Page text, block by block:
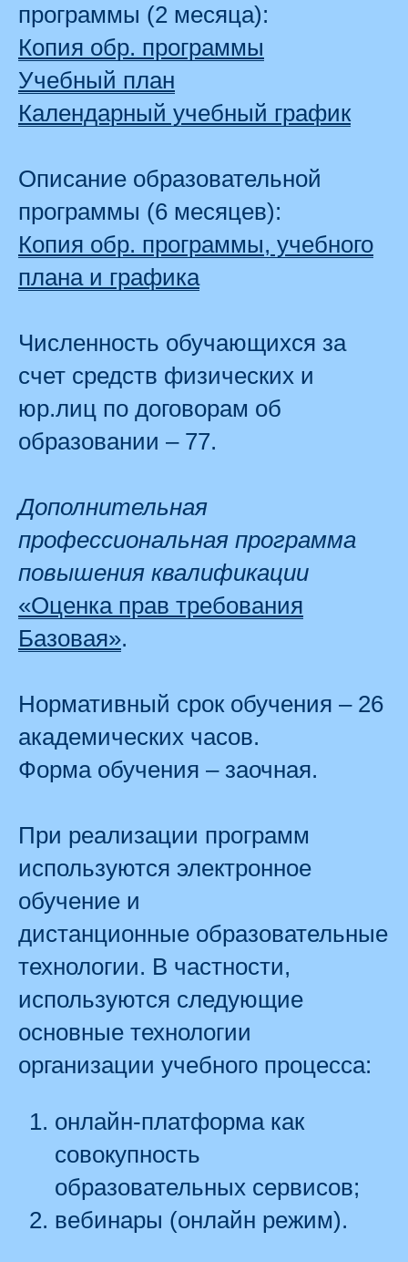
программы (2 месяца):
Копия обр. программы
Учебный план
Календарный учебный график
Описание образовательной
программы (6 месяцев):
Копия обр. программы, учебного
плана и графика
Численность обучающихся за
счет средств физических и
юр.лиц по договорам об
образовании – 77.
Дополнительная
профессиональная программа
повышения квалификации
«Оценка прав требования
Базовая».
Нормативный срок обучения – 26
академических часов.
Форма обучения – заочная.
При реализации программ
используются электронное
обучение и
дистанционные образовательные
технологии. В частности,
используются следующие
основные технологии
организации учебного процесса:
онлайн-платформа как
совокупность
образовательных сервисов;
вебинары (онлайн режим).